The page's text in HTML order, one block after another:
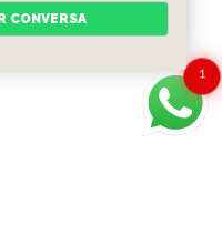
1
CONVERSA